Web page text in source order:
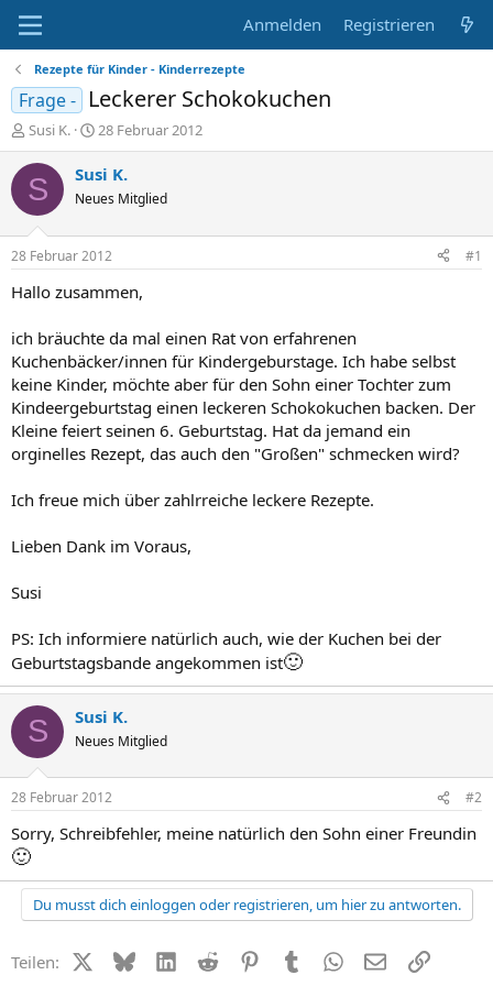
Anmelden Registrieren
Rezepte für Kinder - Kinderrezepte
Frage - Leckerer Schokokuchen
E
r
s
t
e
r
Susi K.
E
r
s
e
l
t
a
28 Februar 2012
S Susi K.
Neues Mitglied
28 Februar 2012 #1
Hallo zusammen,
ich bräuchte da mal einen Rat von erfahrenen
Kuchenbäcker/innen für Kindergeburstage. Ich habe selbst
keine Kinder, möchte aber für den Sohn einer Tochter zum
Kindeergeburtstag einen leckeren Schokokuchen backen. Der
Kleine feiert seinen 6. Geburtstag. Hat da jemand ein
orginelles Rezept, das auch den "Großen" schmecken wird?
Ich freue mich über zahlrreiche leckere Rezepte.
Lieben Dank im Voraus,
Susi
PS: Ich informiere natürlich auch, wie der Kuchen bei der
Geburtstagsbande angekommen ist🙂
S Susi K.
Neues Mitglied
28 Februar 2012 #2
Sorry, Schreibfehler, meine natürlich den Sohn einer Freundin
🙂
Du musst dich einloggen oder registrieren, um hier zu antworten.
Teilen: X (Twitter)
BlueskyLinkedIn
Reddit PinterestTumblr WhatsApp
E-MailLink